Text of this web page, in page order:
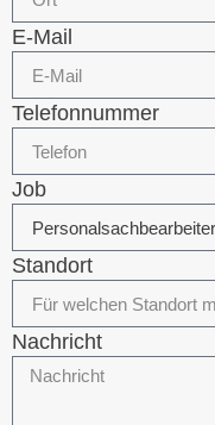
E-Mail
Telefonnummer
Job
Standort
Nachricht